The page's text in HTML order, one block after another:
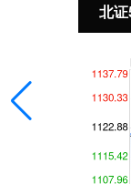
北证50